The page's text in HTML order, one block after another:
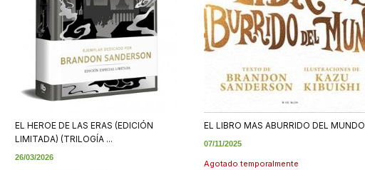
EL HEROE DE LAS ERAS (EDICIÓN
LIMITADA) (TRILOGÍA ...
26/03/2026
EL LIBRO MAS ABURRIDO DEL MUNDO
07/11/2025
Agotado temporalmente